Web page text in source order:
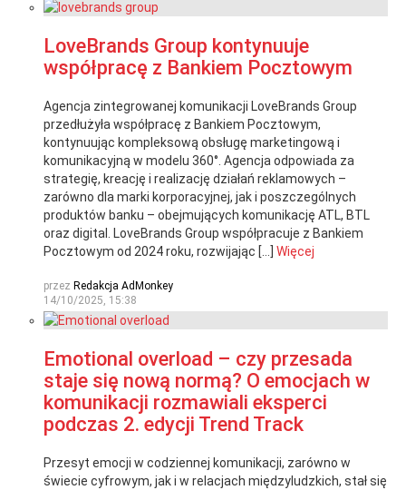
LoveBrands Group kontynuuje
współpracę z Bankiem Pocztowym
Agencja zintegrowanej komunikacji LoveBrands Group
przedłużyła współpracę z Bankiem Pocztowym,
kontynuując kompleksową obsługę marketingową i
komunikacyjną w modelu 360°. Agencja odpowiada za
strategię, kreację i realizację działań reklamowych –
zarówno dla marki korporacyjnej, jak i poszczególnych
produktów banku – obejmujących komunikację ATL, BTL
oraz digital. LoveBrands Group współpracuje z Bankiem
Pocztowym od 2024 roku, rozwijając […] Więcej
przez Redakcja AdMonkey
14/10/2025, 15:38
Emotional overload – czy przesada
staje się nową normą? O emocjach w
komunikacji rozmawiali eksperci
podczas 2. edycji Trend Track
Przesyt emocji w codziennej komunikacji, zarówno w
świecie cyfrowym, jak i w relacjach międzyludzkich, stał się